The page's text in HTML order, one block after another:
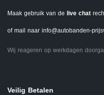
Maak gebruik van de live chat
of mail naar info@autobanden-
Wij reageren op werkdagen
Veilig Betalen